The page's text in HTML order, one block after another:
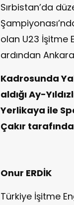
Sırbistan’da
olan U23 İşitme
ardından
Kadrosunda
aldığı Ay-
Yerlikaya ile
Çakır
Onur ERDİK
Türkiye İşitme